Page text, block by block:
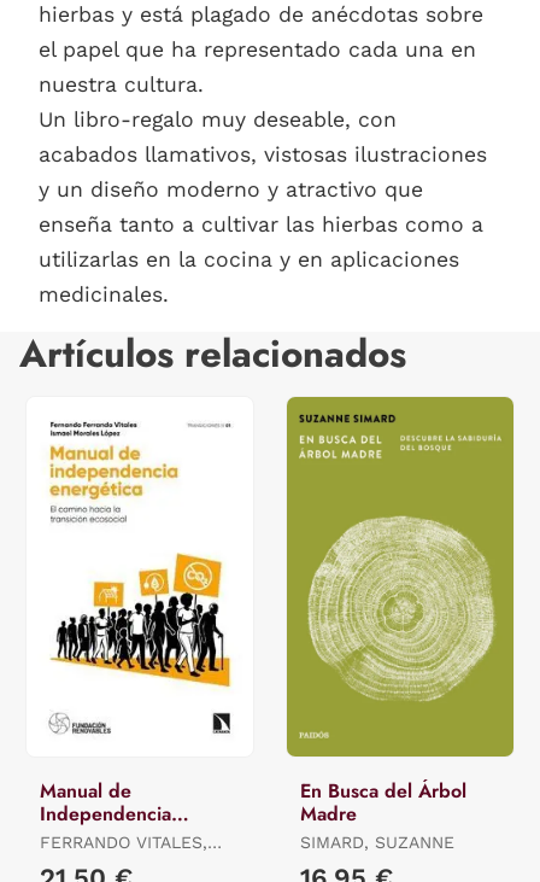
hierbas y está plagado de anécdotas sobre
el papel que ha representado cada una en
nuestra cultura.
Un libro-regalo muy deseable, con
acabados llamativos, vistosas ilustraciones
y un diseño moderno y atractivo que
enseña tanto a cultivar las hierbas como a
utilizarlas en la cocina y en aplicaciones
medicinales.
Artículos relacionados
Manual de
Independencia
Energética
FERRANDO VITALES,
FERNANDO / MORALES
En Busca del Árbol
Madre
SIMARD, SUZANNE